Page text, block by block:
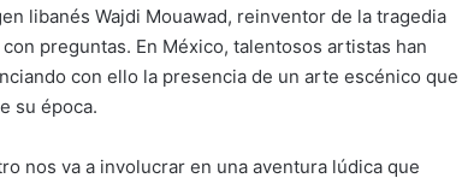
libanés Wajdi Mouawad, reinventor de la tragedia
preguntas. En México, talentosos artistas han
con ello la presencia de un arte escénico que
su época.
nos va a involucrar en una aventura lúdica que